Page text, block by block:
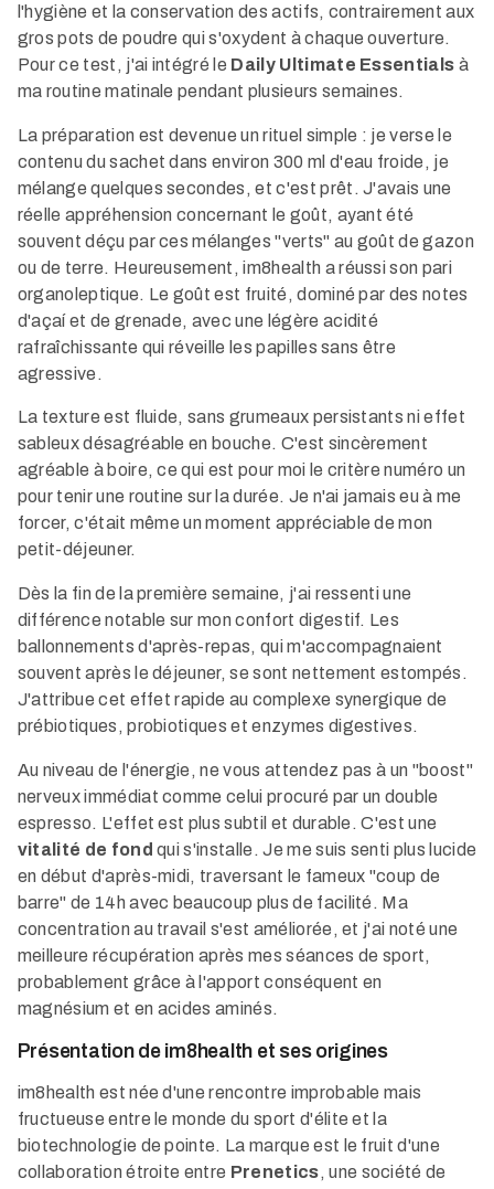
l'hygiène et la conservation des actifs, contrairement aux
gros pots de poudre qui s'oxydent à chaque ouverture.
Pour ce test, j'ai intégré le Daily Ultimate Essentials à
ma routine matinale pendant plusieurs semaines.
La préparation est devenue un rituel simple : je verse le
contenu du sachet dans environ 300 ml d'eau froide, je
mélange quelques secondes, et c'est prêt. J'avais une
réelle appréhension concernant le goût, ayant été
souvent déçu par ces mélanges "verts" au goût de gazon
ou de terre. Heureusement, im8health a réussi son pari
organoleptique. Le goût est fruité, dominé par des notes
d'açaí et de grenade, avec une légère acidité
rafraîchissante qui réveille les papilles sans être
agressive.
La texture est fluide, sans grumeaux persistants ni effet
sableux désagréable en bouche. C'est sincèrement
agréable à boire, ce qui est pour moi le critère numéro un
pour tenir une routine sur la durée. Je n'ai jamais eu à me
forcer, c'était même un moment appréciable de mon
petit-déjeuner.
Dès la fin de la première semaine, j'ai ressenti une
différence notable sur mon confort digestif. Les
ballonnements d'après-repas, qui m'accompagnaient
souvent après le déjeuner, se sont nettement estompés.
J'attribue cet effet rapide au complexe synergique de
prébiotiques, probiotiques et enzymes digestives.
Au niveau de l'énergie, ne vous attendez pas à un "boost"
nerveux immédiat comme celui procuré par un double
espresso. L'effet est plus subtil et durable. C'est une
vitalité de fond qui s'installe. Je me suis senti plus lucide
en début d'après-midi, traversant le fameux "coup de
barre" de 14h avec beaucoup plus de facilité. Ma
concentration au travail s'est améliorée, et j'ai noté une
meilleure récupération après mes séances de sport,
probablement grâce à l'apport conséquent en
magnésium et en acides aminés.
Présentation de im8health et ses origines
im8health est née d'une rencontre improbable mais
fructueuse entre le monde du sport d'élite et la
biotechnologie de pointe. La marque est le fruit d'une
collaboration étroite entre Prenetics, une société de